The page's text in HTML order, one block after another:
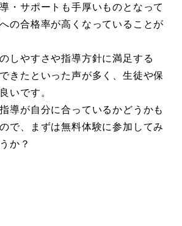
・サポートも手厚いものとなって
の合格率が高くなっていることが
しやすさや指導方針に満足する
きたといった声が多く、生徒や保
いです。
導が自分に合っているかどうかも
で、まずは無料体験に参加してみ
か？